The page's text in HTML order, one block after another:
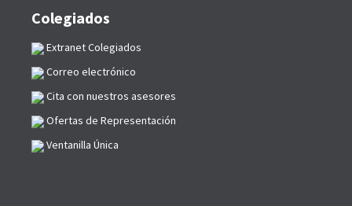
Colegiados
Extranet Colegiados
Correo electrónico
Cita con nuestros asesores
Ofertas de Representación
Ventanilla Única